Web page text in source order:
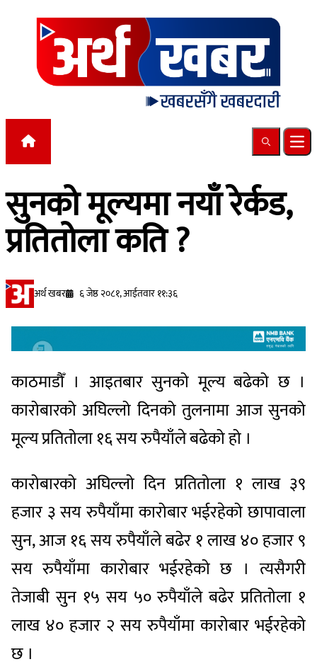
Skip to content
Search
सुनको मूल्यमा नयाँ रेर्कड,
प्रतितोला कति ?
अर्थ खबर ६ जेष्ठ २०८१, आईतवार ११:३६
काठमाडौँ । आइतबार सुनको मूल्य बढेको छ ।
कारोबारको अघिल्लो दिनको तुलनामा आज सुनको
मूल्य प्रतितोला १६ सय रुपैयाँले बढेको हो ।
कारोबारको अघिल्लो दिन प्रतितोला १ लाख ३९
हजार ३ सय रुपैयाँमा कारोबार भईरहेको छापावाला
सुन, आज १६ सय रुपैयाँले बढेर १ लाख ४० हजार ९
सय रुपैयाँमा कारोबार भईरहेको छ । त्यसैगरी
तेजाबी सुन १५ सय ५० रुपैयाँले बढेर प्रतितोला १
लाख ४० हजार २ सय रुपैयाँमा कारोबार भईरहेको
छ ।